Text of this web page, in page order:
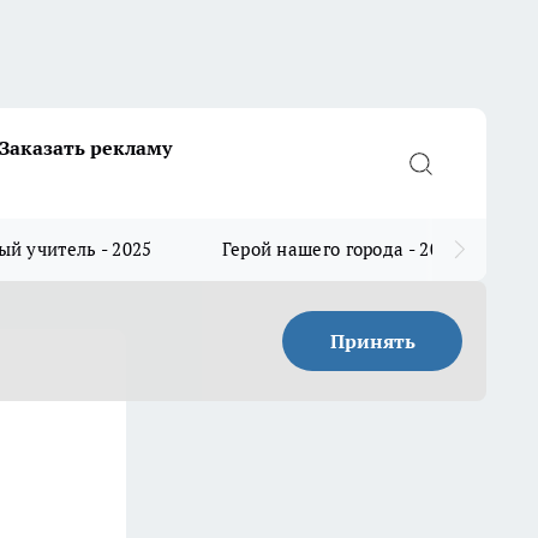
Заказать рекламу
учитель - 2025 Герой нашего города - 2025
Принять